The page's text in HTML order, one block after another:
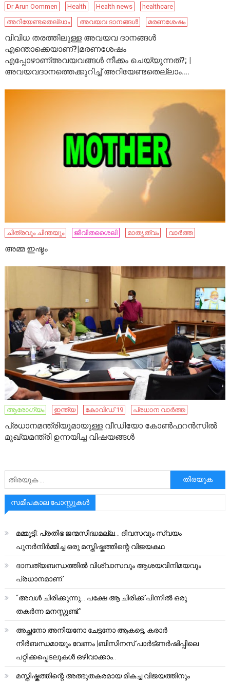
Dr Arun Oommen
Health Health news
healthcare
അറിയേണ്ടതെല്ലാം
അവയവ ദാനങ്ങൾ മരണശേഷം
വിവിധ തരത്തിലുള്ള അവയവ ദാനങ്ങൾ
എന്തൊക്കെയാണ്?|മരണശേഷം
എപ്പോഴാണ്അവയവങ്ങൾ നീക്കം ചെയ്യുന്നത്?; |
അവയവദാനത്തെക്കുറിച്ച് അറിയേണ്ടതെല്ലാം….
ചിത്രവും ചിന്തയും ജീവിതശൈലി മാതൃത്വം വാർത്ത
അമ്മ ഇഷ്ടം
ആരോഗ്യം ഇന്ത്യ കോവിഡ് 19 പ്രധാന വാർത്ത
പ്രധാനമന്ത്രിയുമായുള്ള വീഡിയോ കോണ്‍ഫറന്‍സില്‍
മുഖ്യമന്ത്രി ഉന്നയിച്ച വിഷയങ്ങള്‍
അനേഷിക്കുക
സമീപകാല പോസ്റ്റുകൾ
മമ്മൂട്ടി: പ്രതിഭ ജന്മസിദ്ധമല്ല… ദിവസവും സ്വയം
പുനർനിർമ്മിച്ച ഒരു മസ്തിഷ്കത്തിന്റെ വിജയകഥ
ദാമ്പത്യബന്ധത്തിൽ വിശ്വാസവും ആശയവിനിമയവും
പ്രധാനമാണ്.
“അവൾ ചിരിക്കുന്നു… പക്ഷേ ആ ചിരിക്ക് പിന്നിൽ ഒരു
തകർന്ന മനസ്സുണ്ട്.”
അച്ഛനോ അനിയനോ ചേട്ടനോ ആകട്ടെ, കരാർ
നിർബന്ധമായും വേണം |ബിസിനസ് പാർട്ണർഷിപ്പിലെ
പറ്റിക്കപ്പെടലുകൾ ഒഴിവാക്കാം..
മസ്തിഷ്കത്തിന്റെ അത്ഭുതകരമായ മികച്ച വിജയത്തിനും